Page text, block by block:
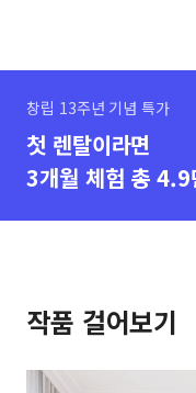
창립 13주년 기념 특가
첫 렌탈이라면
3개월 체험 총 4.9
작품 걸어보기